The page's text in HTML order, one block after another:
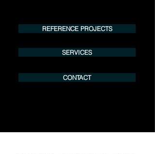
REFERENCE PROJECTS
SERVICES
CONTACT